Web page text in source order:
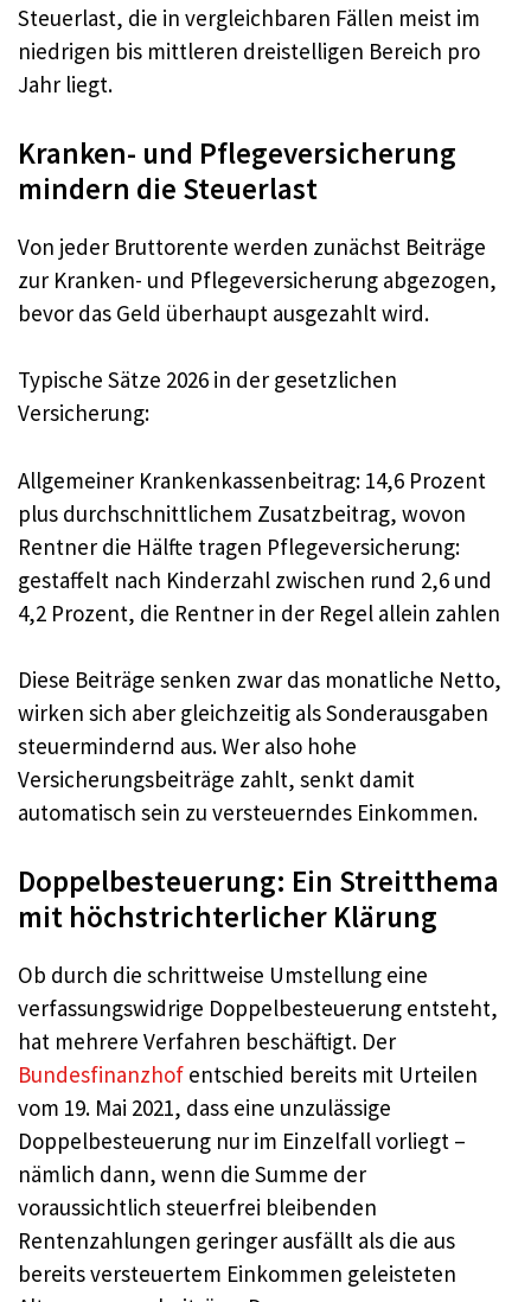
Steuerlast, die in vergleichbaren Fällen meist im
niedrigen bis mittleren dreistelligen Bereich pro
Jahr liegt.
Kranken- und Pflegeversicherung
mindern die Steuerlast
Von jeder Bruttorente werden zunächst Beiträge
zur Kranken- und Pflegeversicherung abgezogen,
bevor das Geld überhaupt ausgezahlt wird.
Typische Sätze 2026 in der gesetzlichen
Versicherung:
Allgemeiner Krankenkassenbeitrag: 14,6 Prozent
plus durchschnittlichem Zusatzbeitrag, wovon
Rentner die Hälfte tragen Pflegeversicherung:
gestaffelt nach Kinderzahl zwischen rund 2,6 und
4,2 Prozent, die Rentner in der Regel allein zahlen
Diese Beiträge senken zwar das monatliche Netto,
wirken sich aber gleichzeitig als Sonderausgaben
steuermindernd aus. Wer also hohe
Versicherungsbeiträge zahlt, senkt damit
automatisch sein zu versteuerndes Einkommen.
Doppelbesteuerung: Ein Streitthema
mit höchstrichterlicher Klärung
Ob durch die schrittweise Umstellung eine
verfassungswidrige Doppelbesteuerung entsteht,
hat mehrere Verfahren beschäftigt. Der
Bundesfinanzhof entschied bereits mit Urteilen
vom 19. Mai 2021, dass eine unzulässige
Doppelbesteuerung nur im Einzelfall vorliegt –
nämlich dann, wenn die Summe der
voraussichtlich steuerfrei bleibenden
Rentenzahlungen geringer ausfällt als die aus
bereits versteuertem Einkommen geleisteten